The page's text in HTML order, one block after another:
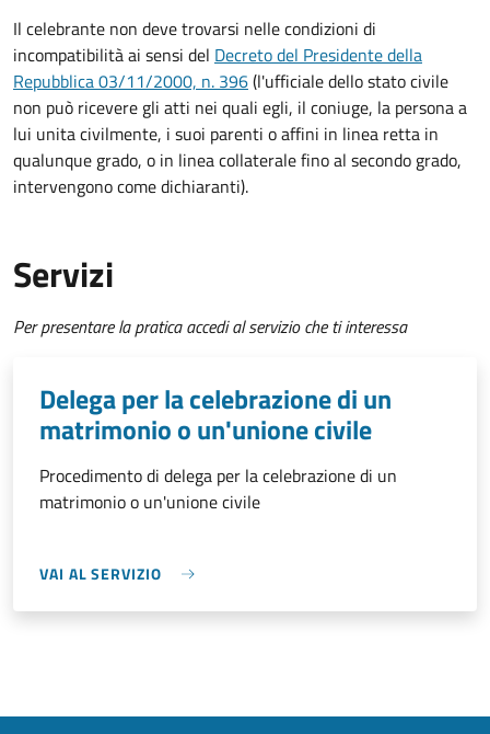
Il celebrante non deve trovarsi nelle condizioni di
incompatibilità ai sensi del Decreto del Presidente della
Repubblica 03/11/2000, n. 396(l'ufficiale dello stato civile
non può ricevere gli atti nei quali egli, il coniuge, la persona a
lui unita civilmente, i suoi parenti o affini in linea retta in
qualunque grado, o in linea collaterale fino al secondo grado,
intervengono come dichiaranti).
Servizi
Per presentare la pratica accedi al servizio che ti interessa
Delega per la celebrazione di un
matrimonio o un'unione civile
Procedimento di delega per la celebrazione di un
matrimonio o un'unione civile
VAI AL SERVIZIO